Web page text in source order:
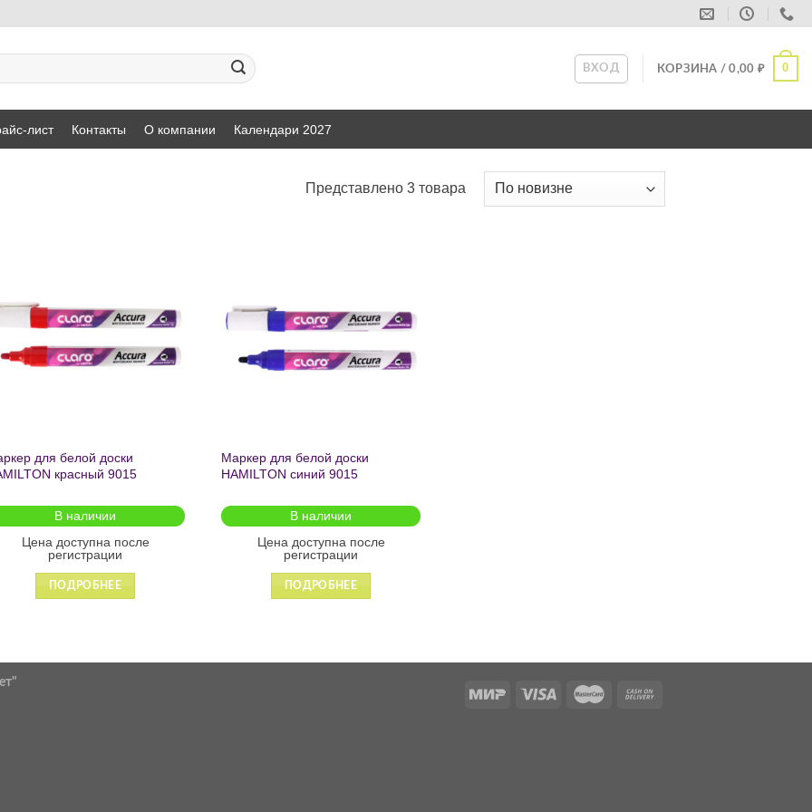
ВХОД КОРЗИНА /0,00 ₽ 0
лист Контакты О компании Календари 2027
Представлено 3 товара
желаний
для белой доски
красный 9015
В наличии
Цена доступна после
регистрации
ПОДРОБНЕЕ
желаний
Маркер для белой доски
HAMILTON синий 9015
В наличии
Цена доступна после
регистрации
ПОДРОБНЕЕ